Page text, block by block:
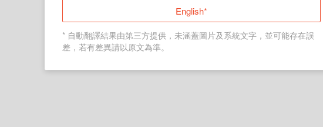
English*
* 自動翻譯結果由第三方提供，未涵蓋圖片及系統文字，並可能存在誤
差，若有差異請以原文為準。